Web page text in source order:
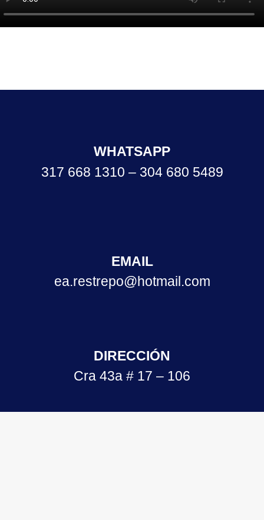
WHATSAPP
317 668 1310 – 304 680 5489
EMAIL
ea.restrepo@hotmail.com
DIRECCIÓN
Cra 43a # 17 – 106